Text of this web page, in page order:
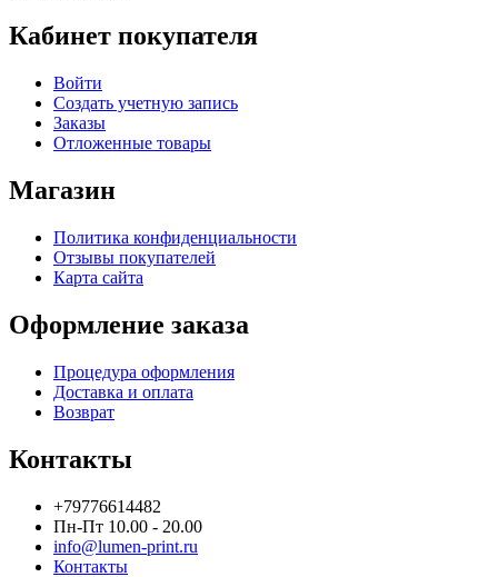
Кабинет покупателя
Войти
Создать учетную запись
Заказы
Отложенные товары
Магазин
Политика конфиденциальности
Отзывы покупателей
Карта сайта
Оформление заказа
Процедура оформления
Доставка и оплата
Возврат
Контакты
+79776614482
Пн-Пт 10.00 - 20.00
info@lumen-print.ru
Контакты